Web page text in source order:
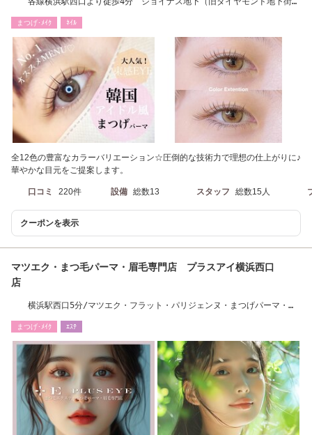
まつげ･ﾒｲｸ ﾈｲﾙ
全12色の豊富なカラーバリエーション☆圧倒的な技術力で理想の仕上がりに♪
華やかな目元をご提案します。
口コミ 220件 設備 総数13 スタッフ 総数15人
クーポンを表示
マツエク・まつ毛パーマ・眉毛専門店 プラスアイ横浜西口
店
横浜駅西口5分/マツエク・フラット・パリジェンヌ・まつげパーマ・眉
まつげ･ﾒｲｸ ｴｽﾃ